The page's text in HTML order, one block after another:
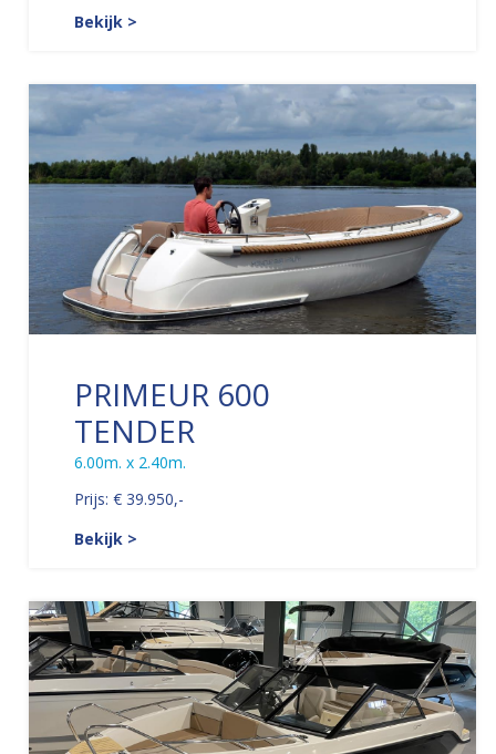
Bekijk >
PRIMEUR 600
TENDER
6.00m. x 2.40m.
Prijs: € 39.950,-
Bekijk >